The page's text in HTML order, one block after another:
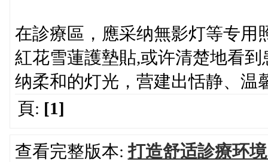
在診療區，應采纳無影灯等专用
紅花雪蓮護墊貼,或许清楚地看
纳柔和的灯光，营建出恬静、温
頁: [1]
查看完整版本:打造舒适診療环